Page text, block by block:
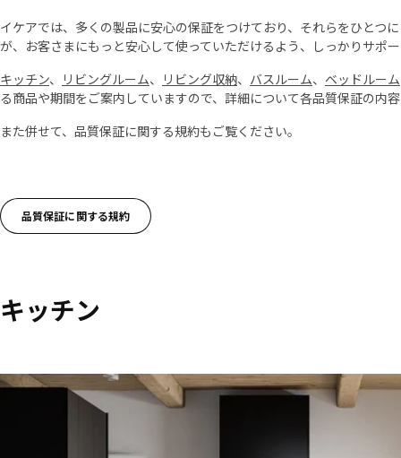
イケアでは、多くの製品に安心の保証をつけており、それらをひとつ
が、お客さまにもっと安心して使っていただけるよう、しっかりサポ
キッチン、 リビングルーム、 リビング収納、 バスルーム、 ベッドルーム
る商品や期間をご案内していますので、詳細について各品質保証の内
また併せて、品質保証に関する規約もご覧ください。
品質保証に関する規約
キッチン